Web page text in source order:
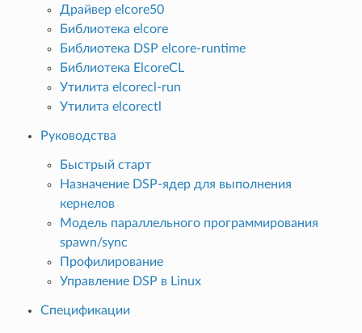
Драйвер elcore50
Библиотека elcore
Библиотека DSP elcore-runtime
Библиотека ElcoreCL
Утилита elcorecl-run
Утилита elcorectl
Руководства
Быстрый старт
Назначение DSP-ядер для выполнения
кернелов
Модель параллельного программирования
spawn/sync
Профилирование
Управление DSP в Linux
Спецификации